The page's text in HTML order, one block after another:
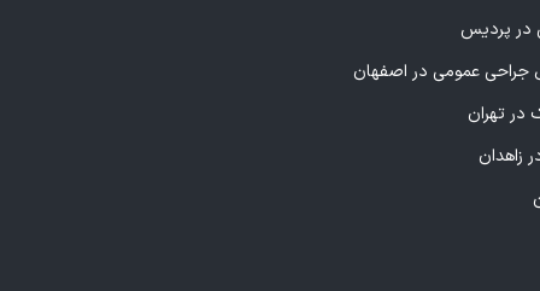
در پردیس
عمومی در اصفهان
در تهران
زاهدان